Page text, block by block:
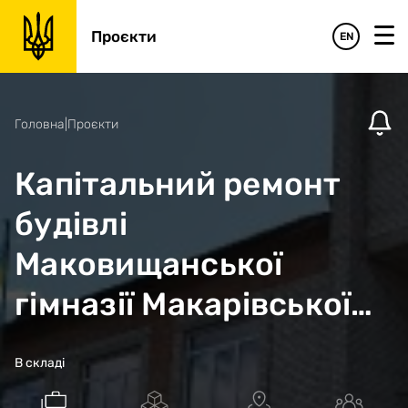
Проєкти EN
Головна Проєкти
Капітальний ремонт
будівлі
Маковищанської
гімназії Макарівської
селищної ради
Бучанського району
В складі